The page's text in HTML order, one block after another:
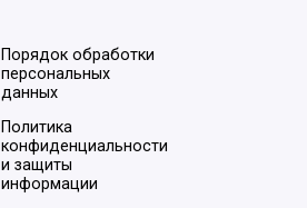
Порядок обработки
персональных
данных
Политика
конфиденциальности
и защиты
информации